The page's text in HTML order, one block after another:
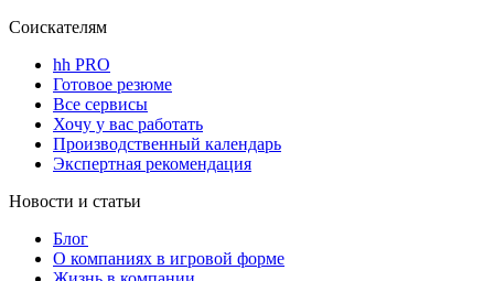
Соискателям
hh PRO
Готовое резюме
Все сервисы
Хочу у вас работать
Производственный календарь
Экспертная рекомендация
Новости и статьи
Блог
О компаниях в игровой форме